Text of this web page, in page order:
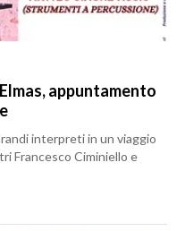
appuntamento
interpreti in un viaggio
Francesco Ciminiello e